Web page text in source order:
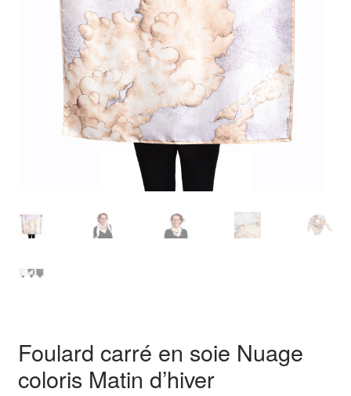
Foulard carré en soie Nuage
coloris Matin d’hiver